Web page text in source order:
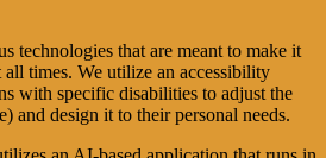
technologies that are meant to make it
all times. We utilize an accessibility
with specific disabilities to adjust the
and design it to their personal needs.